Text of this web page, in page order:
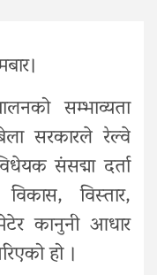
सम्भाव्यता
सरकारले रेल्वे
संसद्मा दर्ता
विस्तार,
कानुनी आधार
हो ।